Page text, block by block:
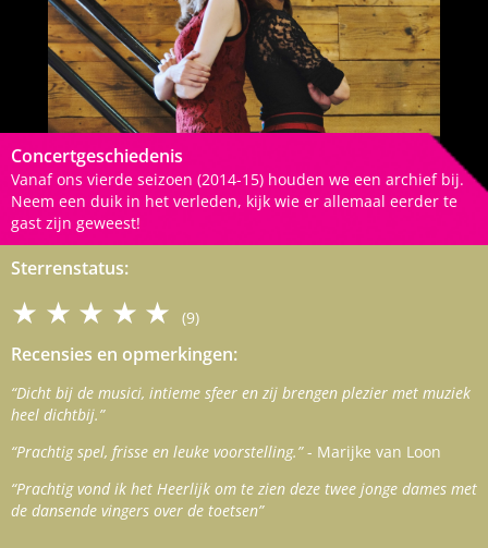
Concertgeschiedenis
Vanaf ons vierde seizoen (2014-15) houden we een archief bij.
Neem een duik in het verleden, kijk wie er allemaal eerder te
gast zijn geweest!
Sterrenstatus:
★★★★★ (9)
Recensies en opmerkingen:
“Dicht bij de musici, intieme sfeer en zij brengen plezier met muziek
heel dichtbij.”
“Prachtig spel, frisse en leuke voorstelling.”- Marijke van Loon
“Prachtig vond ik het Heerlijk om te zien deze twee jonge dames met
de dansende vingers over de toetsen”